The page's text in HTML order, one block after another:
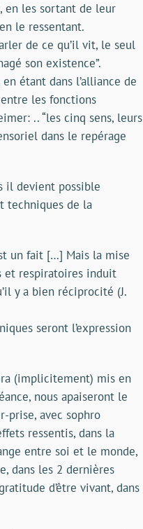
en les sortant de leur
le ressentant.
de ce qu’il vit, le seul
son existence”.
étant dans l’alliance de
les fonctions
.. “les cinq sens, leurs
dans le repérage
il devient possible
techniques de la
un fait […] Mais la mise
et respiratoires induit
y a bien réciprocité (J.
seront l’expression
(implicitement) mis en
nous apaiseront le
prise, avec sophro
ressentis, dans la
entre soi et le monde,
dans les 2 dernières
d’être vivant, dans